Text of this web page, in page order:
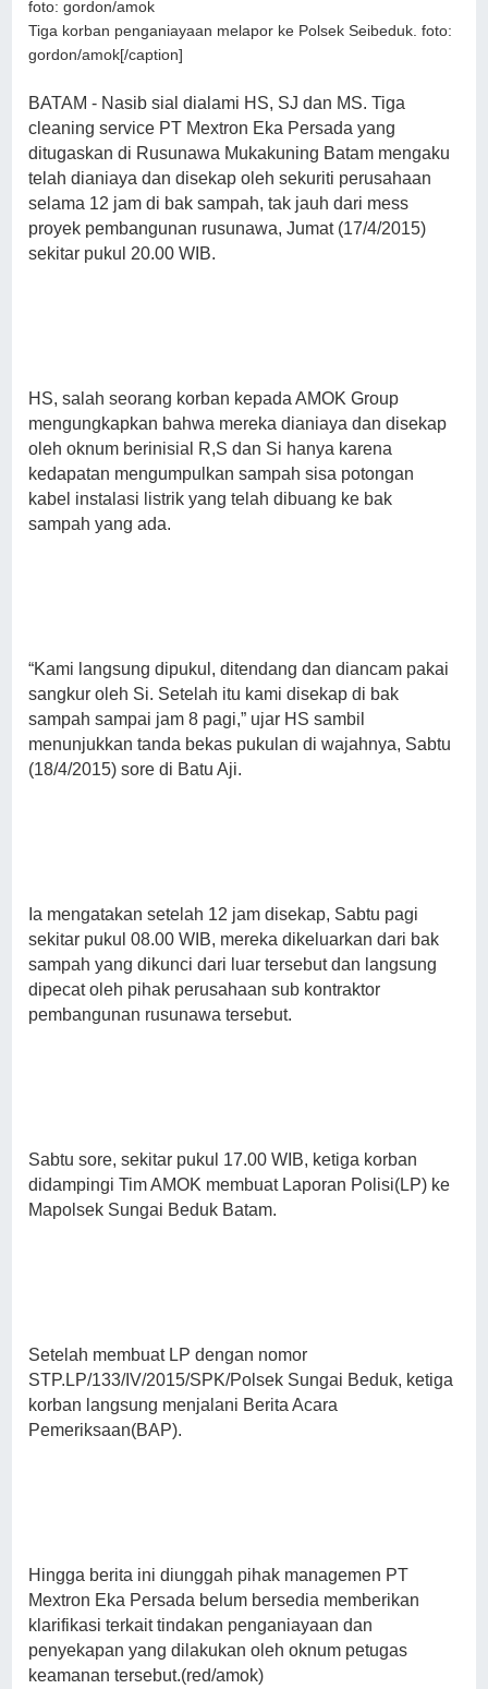
Tiga korban penganiayaan melapor ke Polsek Seibeduk. foto:
gordon/amok[/caption]
BATAM - Nasib sial dialami HS, SJ dan MS. Tiga
cleaning service PT Mextron Eka Persada yang
ditugaskan di Rusunawa Mukakuning Batam mengaku
telah dianiaya dan disekap oleh sekuriti perusahaan
selama 12 jam di bak sampah, tak jauh dari mess
proyek pembangunan rusunawa, Jumat (17/4/2015)
sekitar pukul 20.00 WIB.
HS, salah seorang korban kepada AMOK Group
mengungkapkan bahwa mereka dianiaya dan disekap
oleh oknum berinisial R,S dan Si hanya karena
kedapatan mengumpulkan sampah sisa potongan
kabel instalasi listrik yang telah dibuang ke bak
sampah yang ada.
“Kami langsung dipukul, ditendang dan diancam pakai
sangkur oleh Si. Setelah itu kami disekap di bak
sampah sampai jam 8 pagi,” ujar HS sambil
menunjukkan tanda bekas pukulan di wajahnya, Sabtu
(18/4/2015) sore di Batu Aji.
Ia mengatakan setelah 12 jam disekap, Sabtu pagi
sekitar pukul 08.00 WIB, mereka dikeluarkan dari bak
sampah yang dikunci dari luar tersebut dan langsung
dipecat oleh pihak perusahaan sub kontraktor
pembangunan rusunawa tersebut.
Sabtu sore, sekitar pukul 17.00 WIB, ketiga korban
didampingi Tim AMOK membuat Laporan Polisi(LP) ke
Mapolsek Sungai Beduk Batam.
Setelah membuat LP dengan nomor
STP.LP/133/IV/2015/SPK/Polsek Sungai Beduk, ketiga
korban langsung menjalani Berita Acara
Pemeriksaan(BAP).
Hingga berita ini diunggah pihak managemen PT
Mextron Eka Persada belum bersedia memberikan
klarifikasi terkait tindakan penganiayaan dan
penyekapan yang dilakukan oleh oknum petugas
keamanan tersebut.(red/amok)